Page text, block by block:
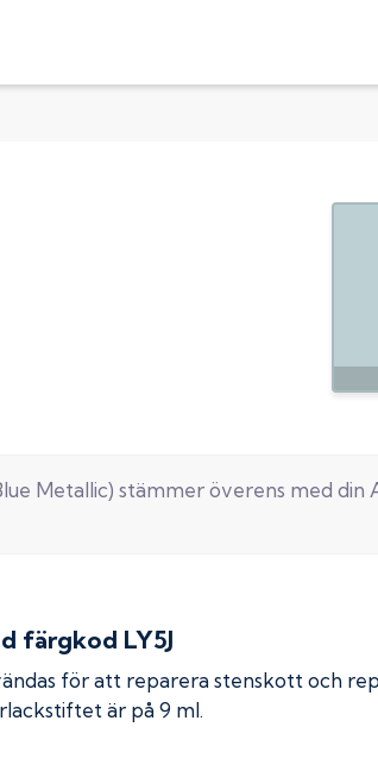
Metallic) stämmer överens med din
färgkod LY5J
för att reparera stenskott och
är på 9 ml.